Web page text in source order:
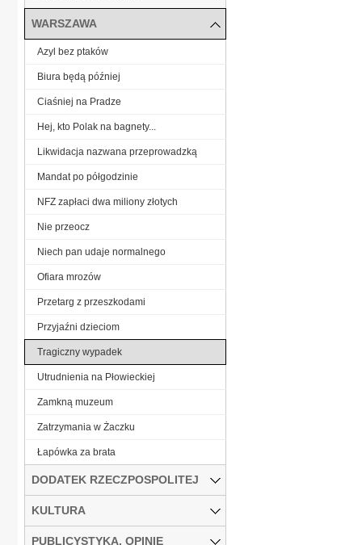
WARSZAWA
Azyl bez ptaków
Biura będą później
Ciaśniej na Pradze
Hej, kto Polak na bagnety...
Likwidacja nazwana przeprowadzką
Mandat po półgodzinie
NFZ zapłaci dwa miliony złotych
Nie przeocz
Niech pan udaje normalnego
Ofiara mrozów
Przetarg z przeszkodami
Przyjaźni dzieciom
Tragiczny wypadek
Utrudnienia na Płowieckiej
Zamkną muzeum
Zatrzymania w Żaczku
Łapówka za brata
DODATEK RZECZPOSPOLITEJ
KULTURA
PUBLICYSTYKA, OPINIE